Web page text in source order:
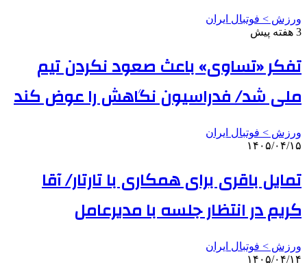
ورزش > فوتبال ایران
3 هفته پیش
تفکر «تساوی» باعث صعود نکردن تیم
ملی شد/ فدراسیون نگاهش را عوض کند
ورزش > فوتبال ایران
۱۴۰۵/۰۴/۱۵
تمایل باقری برای همکاری با تارتار/ آقا
کریم در انتظار جلسه با مدیرعامل
ورزش > فوتبال ایران
۱۴۰۵/۰۴/۱۴